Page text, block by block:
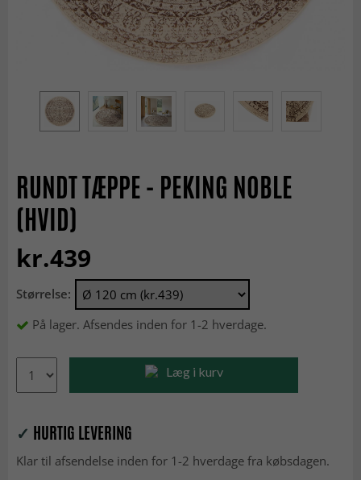
RUNDT TÆPPE - PEKING NOBLE
(HVID)
kr.439
Størrelse:
På lager. Afsendes inden for 1-2 hverdage.
Læg i kurv
✓ HURTIG LEVERING
Klar til afsendelse inden for 1-2 hverdage fra købsdagen.